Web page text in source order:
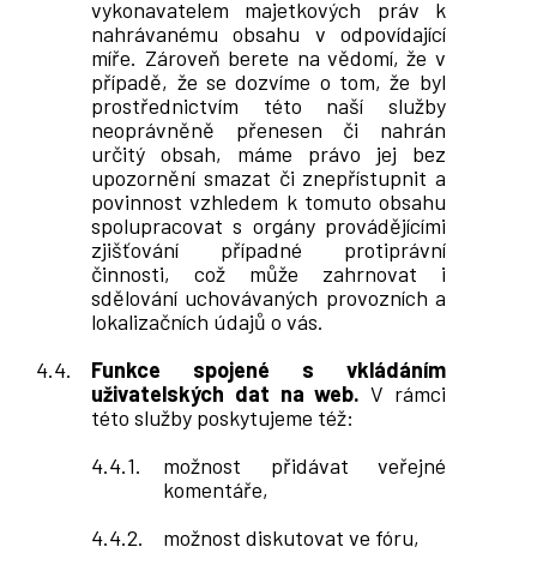
vykonavatelem majetkových práv k
nahrávanému obsahu v odpovídající
míře. Zároveň berete na vědomí, že v
případě, že se dozvíme o tom, že byl
prostřednictvím této naší služby
neoprávněně přenesen či nahrán
určitý obsah, máme právo jej bez
upozornění smazat či znepřístupnit a
povinnost vzhledem k tomuto obsahu
spolupracovat s orgány provádějícími
zjišťování případné protiprávní
činnosti, což může zahrnovat i
sdělování uchovávaných provozních a
lokalizačních údajů o vás.
Funkce spojené s vkládáním
uživatelských dat na web. V rámci
této služby poskytujeme též:
možnost přidávat veřejné
komentáře,
možnost diskutovat ve fóru,